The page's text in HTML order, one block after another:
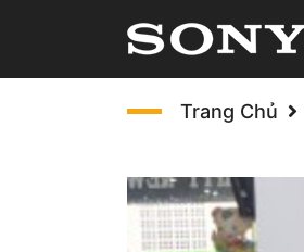
Trang Chủ